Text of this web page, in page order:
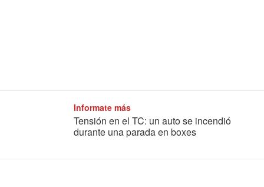
Informate más
Tensión en el TC: un auto se incendió
durante una parada en boxes